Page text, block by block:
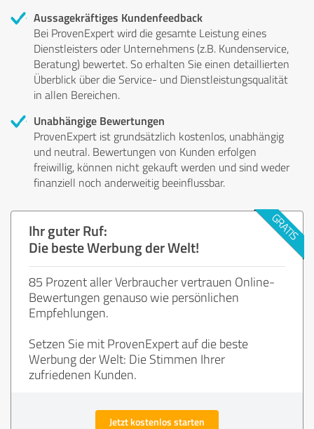
Aussagekräftiges Kundenfeedback
Bei ProvenExpert wird die gesamte Leistung eines
Dienstleisters oder Unternehmens (z.B. Kundenservice,
Beratung) bewertet. So erhalten Sie einen detaillierten
Überblick über die Service- und Dienstleistungsqualität
in allen Bereichen.
Unabhängige Bewertungen
ProvenExpert ist grundsätzlich kostenlos, unabhängig
und neutral. Bewertungen von Kunden erfolgen
freiwillig, können nicht gekauft werden und sind weder
finanziell noch anderweitig beeinflussbar.
Ihr guter Ruf:
Die beste Werbung der Welt!
85 Prozent aller Verbraucher vertrauen Online-
Bewertungen genauso wie persönlichen
Empfehlungen.
Setzen Sie mit ProvenExpert auf die beste
Werbung der Welt: Die Stimmen Ihrer
zufriedenen Kunden.
Jetzt kostenlos starten